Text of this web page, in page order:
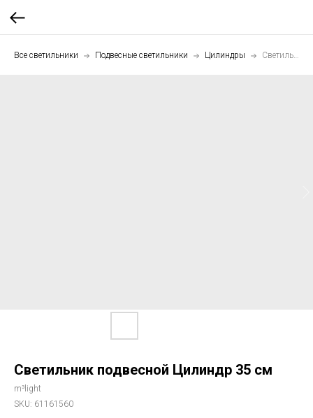
Все светильники Подвесные светильники Цилиндры
Светильник подвесной Цилиндр 35 см
m³light
SKU: 61161560